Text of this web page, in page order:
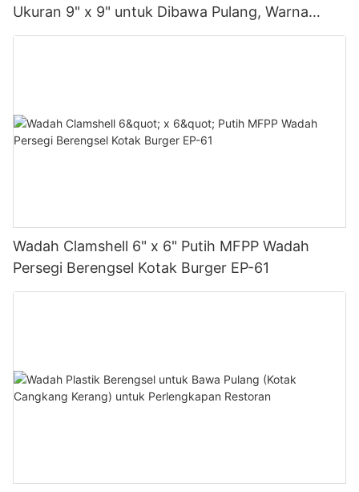
Ukuran 9" x 9" untuk Dibawa Pulang, Warna
Putih, Bahan MFPP, Wadah Berengsel, 1
Wadah Clamshell 6" x 6" Putih MFPP Wadah
Persegi Berengsel Kotak Burger EP-61